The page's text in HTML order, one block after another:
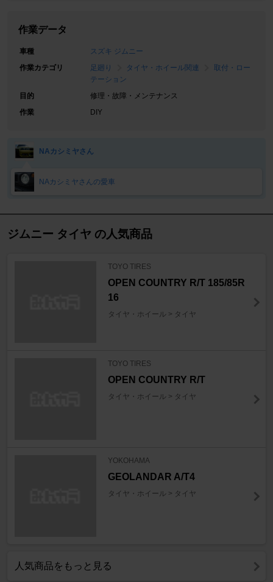
作業データ
車種
スズキ ジムニー
作業カテゴリ
足廻り タイヤ・ホイール関連
取付・ロー
テーション
目的
修理・故障・メンテナンス
作業
DIY
NAカシミヤさん
NAカシミヤさんの愛車
ジムニー タイヤ の人気商品
TOYO TIRES
OPEN COUNTRY R/T 185/85R
16
タイヤ・ホイール > タイヤ
TOYO TIRES
OPEN COUNTRY R/T
タイヤ・ホイール > タイヤ
YOKOHAMA
GEOLANDAR A/T4
タイヤ・ホイール > タイヤ
人気商品をもっと見る